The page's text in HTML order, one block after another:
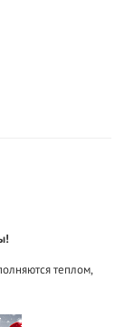
теплом,